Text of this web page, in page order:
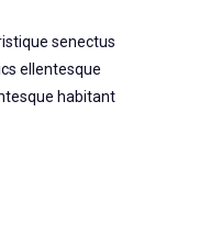
senectus
ellentesque
habitant